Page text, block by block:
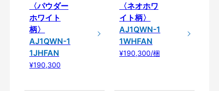
〈パウダー
ホワイト
柄〉
AJ1QWN-1
1JHFAN
¥190,300
〈ネオホワ
イト柄〉
AJ1QWN-1
1WHFAN
¥190,300/梱